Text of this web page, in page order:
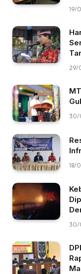
19/
29/
30/
18/
30/